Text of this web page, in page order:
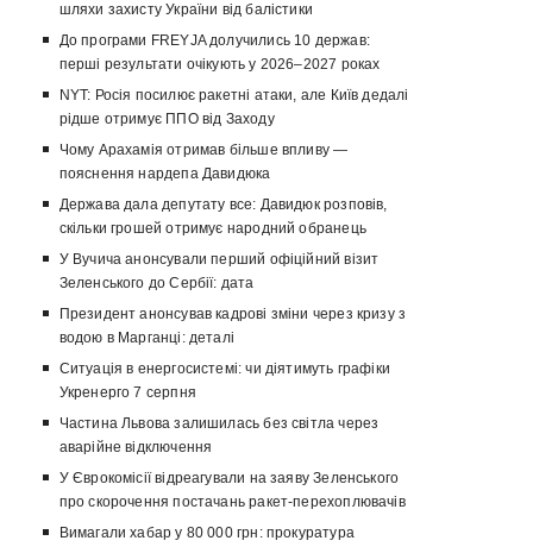
шляхи захисту України від балістики
До програми FREYJA долучились 10 держав:
перші результати очікують у 2026–2027 роках
NYT: Росія посилює ракетні атаки, але Київ дедалі
рідше отримує ППО від Заходу
Чому Арахамія отримав більше впливу —
пояснення нардепа Давидюка
Держава дала депутату все: Давидюк розповів,
скільки грошей отримує народний обранець
У Вучича анонсували перший офіційний візит
Зеленського до Сербії: дата
Президент анонсував кадрові зміни через кризу з
водою в Марганці: деталі
Ситуація в енергосистемі: чи діятимуть графіки
Укренерго 7 серпня
Частина Львова залишилась без світла через
аварійне відключення
У Єврокомісії відреагували на заяву Зеленського
про скорочення постачань ракет-перехоплювачів
Вимагали хабар у 80 000 грн: прокуратура